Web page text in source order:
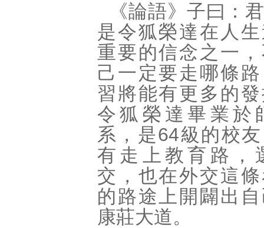
《論語》子曰：
是令狐榮達在人
重要的信念之一
己一定要走哪條
習將能有更多的
令狐榮達畢業於
系，是64級的校
有走上教育路，
交，也在外交這
的路途上開闢出
康莊大道。